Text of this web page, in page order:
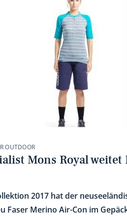
OUTDOOR
Mons Royal
2017 hat der
Faser Merino Air-Con im